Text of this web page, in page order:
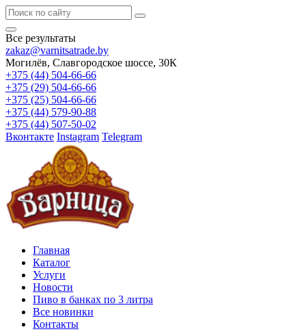
Все результаты
zakaz@varnitsatrade.by
Могилёв, Славгородское шоссе, 30К
+375 (44) 504-66-66
+375 (29) 504-66-66
+375 (25) 504-66-66
+375 (44) 579-90-88
+375 (44) 507-50-02
Вконтакте Instagram Telegram
Главная
Каталог
Услуги
Новости
Пиво в банках по 3 литра
Все новинки
Контакты